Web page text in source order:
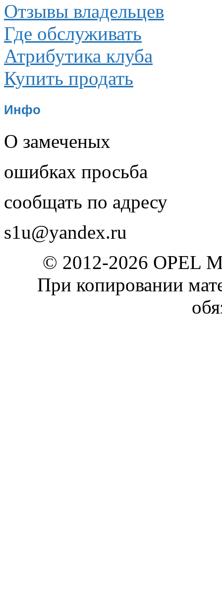
Отзывы владельцев
Где обслуживать
Атрибутика клуба
Купить продать
Инфо
О замеченых
ошибках просьба
сообщать по адресу
s1u@yandex.ru
© 2012-2026 OPEL
При копировании